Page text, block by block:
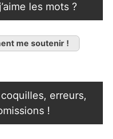
les mots ?
me soutenir !
erreurs,
!